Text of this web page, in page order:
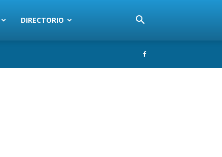
DIRECTORIO